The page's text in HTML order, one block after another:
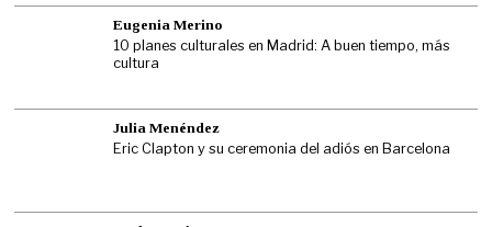
Eugenia Merino
10 planes culturales en Madrid: A buen tiempo, más
cultura
Julia Menéndez
Eric Clapton y su ceremonia del adiós en Barcelona